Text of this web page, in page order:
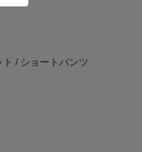
ト / ショートパンツ